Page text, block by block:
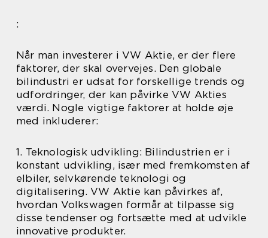
:
Når man investerer i VW Aktie, er der flere
faktorer, der skal overvejes. Den globale
bilindustri er udsat for forskellige trends og
udfordringer, der kan påvirke VW Akties
værdi. Nogle vigtige faktorer at holde øje
med inkluderer:
1. Teknologisk udvikling: Bilindustrien er i
konstant udvikling, især med fremkomsten af
elbiler, selvkørende teknologi og
digitalisering. VW Aktie kan påvirkes af,
hvordan Volkswagen formår at tilpasse sig
disse tendenser og fortsætte med at udvikle
innovative produkter.